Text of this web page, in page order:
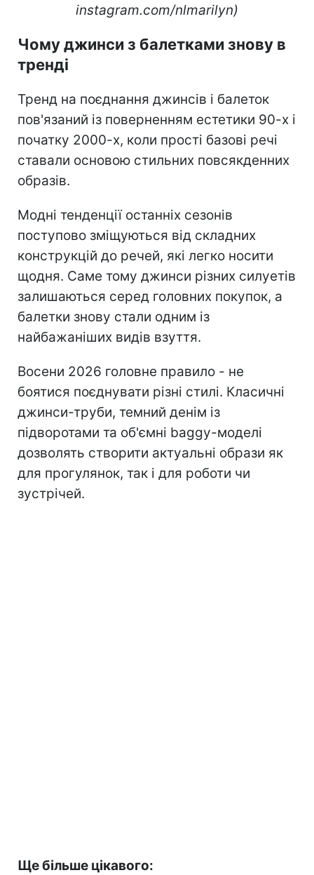
instagram.com/nlmarilyn)
Чому джинси з балетками знову в
тренді
Тренд на поєднання джинсів і балеток
пов'язаний із поверненням естетики 90-х і
початку 2000-х, коли прості базові речі
ставали основою стильних повсякденних
образів.
Модні тенденції останніх сезонів
поступово зміщуються від складних
конструкцій до речей, які легко носити
щодня. Саме тому джинси різних силуетів
залишаються серед головних покупок, а
балетки знову стали одним із
найбажаніших видів взуття.
Восени 2026 головне правило - не
боятися поєднувати різні стилі. Класичні
джинси-труби, темний денім із
підворотами та об'ємні baggy-моделі
дозволять створити актуальні образи як
для прогулянок, так і для роботи чи
зустрічей.
Ще більше цікавого: